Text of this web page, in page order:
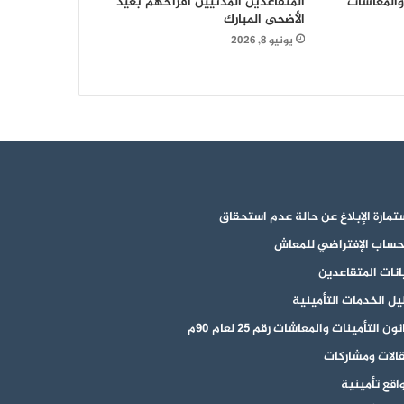
دورات “طوفان الأقصى”
الأضحى المبارك
يونيو 8, 2026
الإبلاغ عن حالة عدم استحقاق
الإفتراضي للمعاش
المتقاعدين
الخدمات التأمينية
التأمينات والمعاشات رقم 25 لعام 90م
ومشاركات
تأمينية